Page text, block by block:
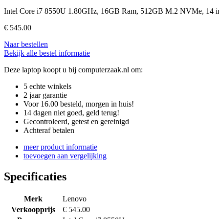
Intel Core i7 8550U 1.80GHz, 16GB Ram, 512GB M.2 NVMe, 14
€ 545.00
Naar bestellen
Bekijk alle bestel informatie
Deze laptop koopt u bij computerzaak.nl om:
5 echte winkels
2 jaar garantie
Voor 16.00 besteld, morgen in huis!
14 dagen niet goed, geld terug!
Gecontroleerd, getest en gereinigd
Achteraf betalen
meer product informatie
toevoegen aan vergelijking
Specificaties
Merk
Lenovo
Verkoopprijs
€ 545.00